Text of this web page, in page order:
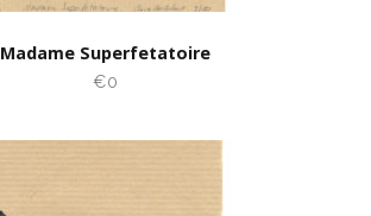
Madame Superfetatoire
€0